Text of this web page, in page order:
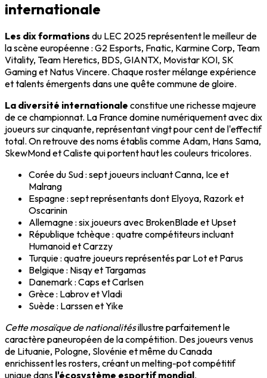
internationale
Les dix formations du LEC 2025 représentent le meilleur de
la scène européenne : G2 Esports, Fnatic, Karmine Corp, Team
Vitality, Team Heretics, BDS, GIANTX, Movistar KOI, SK
Gaming et Natus Vincere. Chaque roster mélange expérience
et talents émergents dans une quête commune de gloire.
La diversité internationale constitue une richesse majeure
de ce championnat. La France domine numériquement avec dix
joueurs sur cinquante, représentant vingt pour cent de l'effectif
total. On retrouve des noms établis comme Adam, Hans Sama,
SkewMond et Caliste qui portent haut les couleurs tricolores.
Corée du Sud : sept joueurs incluant Canna, Ice et
Malrang
Espagne : sept représentants dont Elyoya, Razork et
Oscarinin
Allemagne : six joueurs avec BrokenBlade et Upset
République tchèque : quatre compétiteurs incluant
Humanoid et Carzzy
Turquie : quatre joueurs représentés par Lot et Parus
Belgique : Nisqy et Targamas
Danemark : Caps et Carlsen
Grèce : Labrov et Vladi
Suède : Larssen et Yike
Cette mosaïque de nationalitésillustre parfaitement le
caractère paneuropéen de la compétition. Des joueurs venus
de Lituanie, Pologne, Slovénie et même du Canada
enrichissent les rosters, créant un melting-pot compétitif
unique dans l'écosystème esportif mondial.